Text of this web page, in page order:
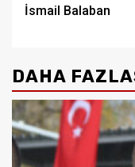
İsmail Balaban
DAHA